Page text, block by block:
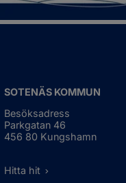
SOTENÄS KOMMUN
Besöksadress
Parkgatan 46
456 80 Kungshamn
Hitta hit